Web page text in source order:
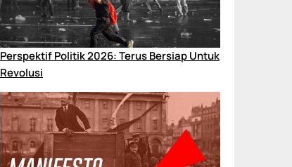
Perspektif Politik 2026: Terus Bersiap Untuk
Revolusi